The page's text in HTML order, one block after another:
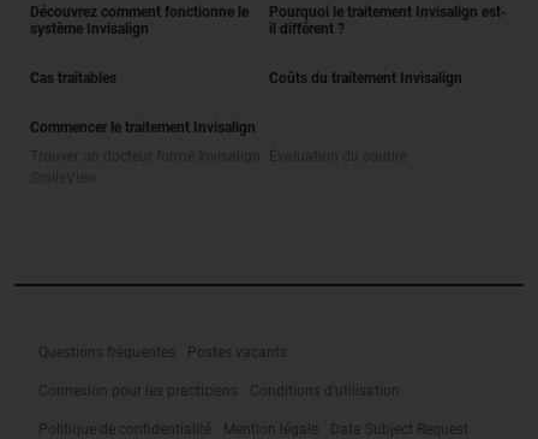
Découvrez comment fonctionne le
système Invisalign
Pourquoi le traitement Invisalign est-
il différent ?
Cas traitables Coûts du traitement Invisalign
Commencer le traitement Invisalign
Questions fréquentes Postes vacants
Connexion pour les practiciens Conditions d'utilisation
Politique de confidentialité Mention légale Data Subject Request